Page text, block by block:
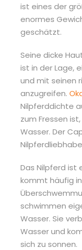
ist eines der
enormes
geschätzt.
Seine dicke
ist in der Lage,
und mit seinen
anzugreifen.
Nilpferddichte
zum Fressen
Wasser. Der
Das Nilpferd ist
kommt häufig
schwimmen
Wasser. Sie
Wasser und
sich zu sonnen.